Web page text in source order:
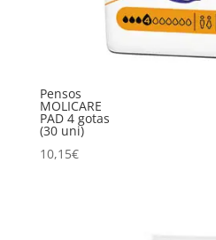
Pensos
MOLICARE
PAD 4 gotas
(30 uni)
10,15€